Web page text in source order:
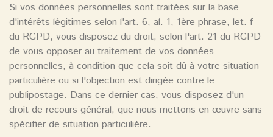
Si vos données personnelles sont traitées sur la base
d'intérêts légitimes selon l'art. 6, al. 1, 1ère phrase, let. f
du RGPD, vous disposez du droit, selon l'art. 21 du RGPD
de vous opposer au traitement de vos données
personnelles, à condition que cela soit dû à votre situation
particulière ou si l'objection est dirigée contre le
publipostage. Dans ce dernier cas, vous disposez d'un
droit de recours général, que nous mettons en œuvre sans
spécifier de situation particulière.